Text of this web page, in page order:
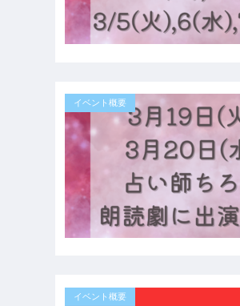
イベント概要
イベント概要